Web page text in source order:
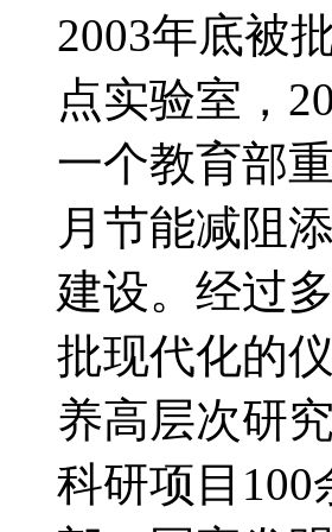
2003年底被
点实验室，
一个教育部
月节能减阻
建设。经过
批现代化的
养高层次研
科研项目100